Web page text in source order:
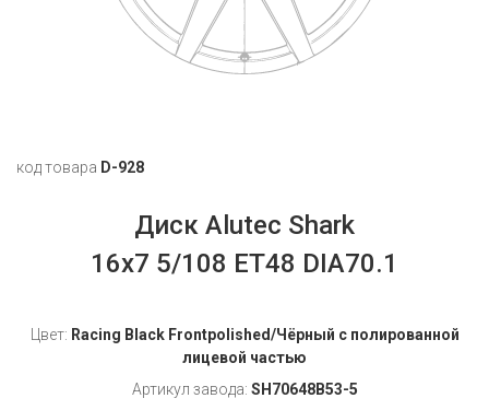
код товара D-928
Диск Alutec Shark
16x7 5/108 ET48 DIA70.1
Цвет: Racing Black Frontpolished/Чёрный с полированной
лицевой частью
Артикул завода: SH70648B53-5